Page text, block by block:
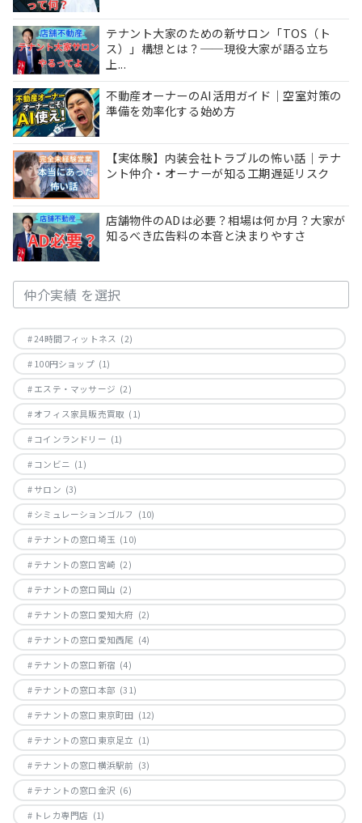
テナント大家のための新サロン「TOS（ト
ス）」構想とは？──現役大家が語る立ち
上...
不動産オーナーのAI活用ガイド｜空室対策の
準備を効率化する始め方
【実体験】内装会社トラブルの怖い話｜テナ
ント仲介・オーナーが知る工期遅延リスク
店舗物件のADは必要？相場は何か月？大家が
知るべき広告料の本音と決まりやすさ
CAT［仲介実績］
24時間フィットネス (2)
100円ショップ (1)
エステ・マッサージ (2)
オフィス家具販売買取 (1)
コインランドリー (1)
コンビニ (1)
サロン (3)
シミュレーションゴルフ (10)
テナントの窓口埼玉 (10)
テナントの窓口宮崎 (2)
テナントの窓口岡山 (2)
テナントの窓口愛知大府 (2)
テナントの窓口愛知西尾 (4)
テナントの窓口新宿 (4)
テナントの窓口本部 (31)
テナントの窓口東京町田 (12)
テナントの窓口東京足立 (1)
テナントの窓口横浜駅前 (3)
テナントの窓口金沢 (6)
トレカ専門店 (1)